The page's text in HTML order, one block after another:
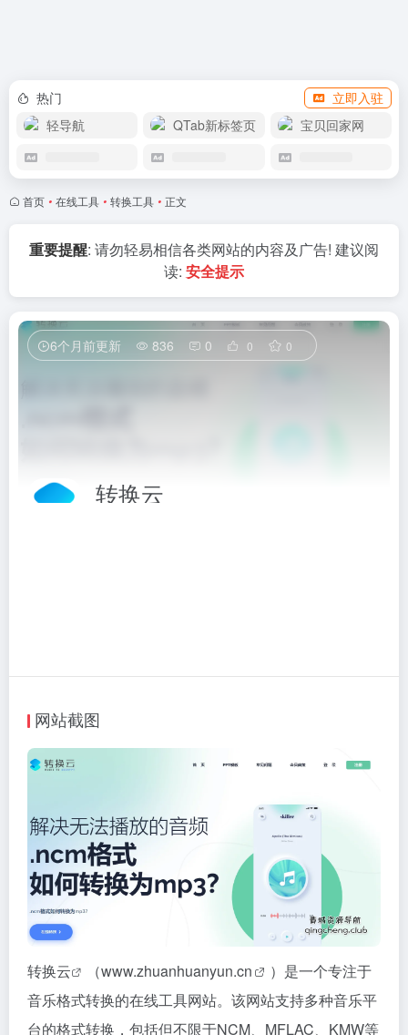
热门
立即入驻
轻导航
QTab新标签页 宝贝回家网
首页 • 在线工具 • 转换工具 • 正文
重要提醒: 请勿轻易相信各类网站的内容及广告! 建议阅
读: 安全提示
6个月前更新 836 0 0 0
转换云
网站截图
转换云 （www.zhuanhuanyun.cn
）是一个专注于
音乐格式转换的在线工具网站。该网站支持多种音乐平
台的格式转换，包括但不限于NCM、MFLAC、KMW等